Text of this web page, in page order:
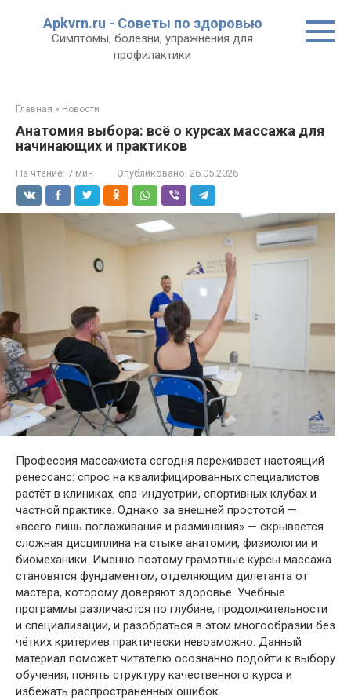
Apkvrn.ru - Советы по здоровью
Симптомы, болезни, упражнения для
профилактики
Главная » Новости
Анатомия выбора: всё о курсах массажа для
начинающих и практиков
На чтение: 7 мин Опубликовано: 26.05.2026
Профессия массажиста сегодня переживает настоящий
ренессанс: спрос на квалифицированных специалистов
растёт в клиниках, спа-индустрии, спортивных клубах и
частной практике. Однако за внешней простотой —
«всего лишь поглаживания и разминания» — скрывается
сложная дисциплина на стыке анатомии, физиологии и
биомеханики. Именно поэтому грамотные курсы массажа
становятся фундаментом, отделяющим дилетанта от
мастера, которому доверяют здоровье. Учебные
программы различаются по глубине, продолжительности
и специализации, и разобраться в этом многообразии без
чётких критериев практически невозможно. Данный
материал поможет читателю осознанно подойти к выбору
обучения, понять структуру качественного курса и
избежать распространённых ошибок.